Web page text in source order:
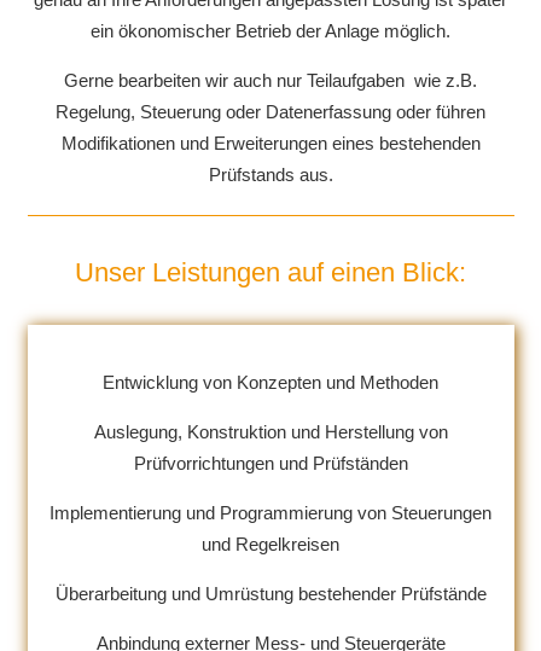
ein ökonomischer Betrieb der Anlage möglich.
Gerne bearbeiten wir auch nur Teilaufgaben wie z.B.
Regelung, Steuerung oder Datenerfassung oder führen
Modifikationen und Erweiterungen eines bestehenden
Prüfstands aus.
Unser Leistungen auf einen Blick:
Entwicklung von Konzepten und Methoden
Auslegung, Konstruktion und Herstellung von
Prüfvorrichtungen und Prüfständen
Implementierung und Programmierung von Steuerungen
und Regelkreisen
Überarbeitung und Umrüstung bestehender Prüfstände
Anbindung externer Mess- und Steuergeräte